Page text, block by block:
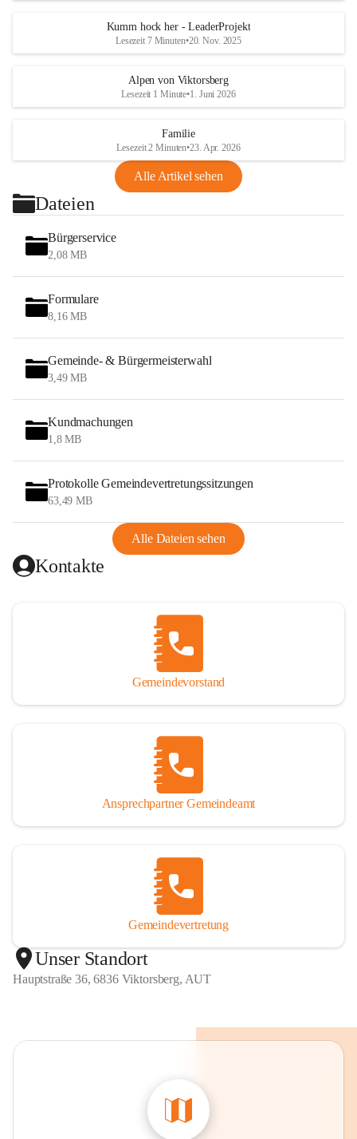
Kumm hock her - LeaderProjekt
Lesezeit 7 Minuten•20. Nov. 2025
Alpen von Viktorsberg
Lesezeit 1 Minute•1. Juni 2026
Familie
Lesezeit 2 Minuten•23. Apr. 2026
Alle Artikel sehen
Dateien
Bürgerservice
2,08 MB
Formulare
8,16 MB
Gemeinde- & Bürgermeisterwahl
3,49 MB
Kundmachungen
1,8 MB
Protokolle Gemeindevertretungssitzungen
63,49 MB
Alle Dateien sehen
Kontakte
Gemeindevorstand
Ansprechpartner Gemeindeamt
Gemeindevertretung
Unser Standort
Hauptstraße 36, 6836 Viktorsberg, AUT